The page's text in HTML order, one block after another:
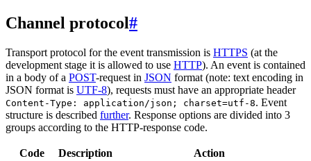
Channel protocol#
Transport protocol for the event transmission is HTTPS (at the
development stage it is allowed to use HTTP). An event is contained
in a body of a POST-request in JSON format (note: text encoding in
JSON format is UTF-8), requests must have an appropriate header
Content-Type: application/json; charset=utf-8. Event
structure is described further. Response options are divided into 3
groups according to the HTTP-response code.
Code Description Action